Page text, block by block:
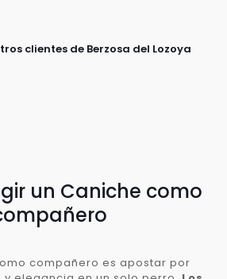
clientes de Berzosa del Lozoya
un Caniche como
compañero es apostar por